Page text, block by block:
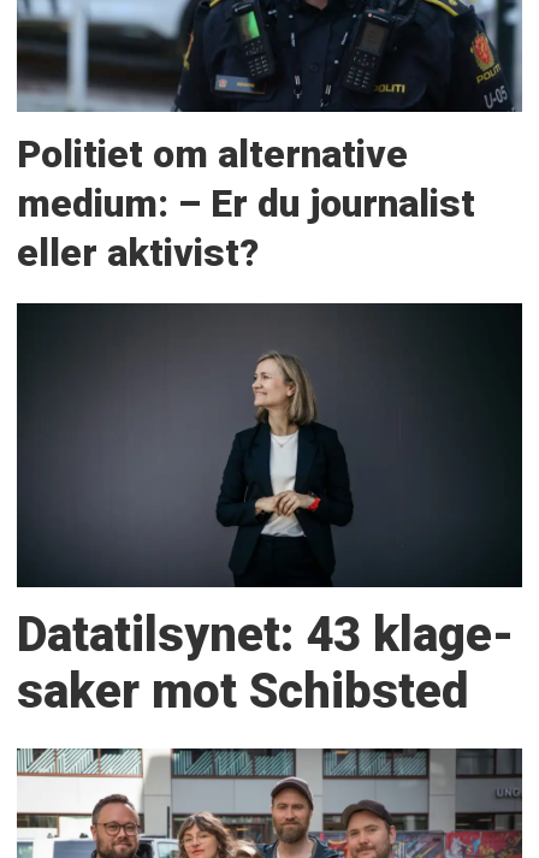
Politiet om alternative
medium: – Er du journalist
eller aktivist?
Datatilsynet: 43 klage­
saker mot Schibsted